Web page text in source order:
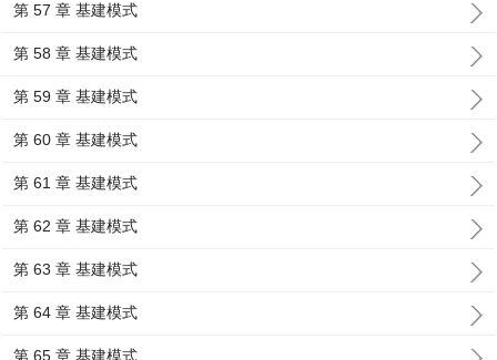
第 57 章 基建模式
第 58 章 基建模式
第 59 章 基建模式
第 60 章 基建模式
第 61 章 基建模式
第 62 章 基建模式
第 63 章 基建模式
第 64 章 基建模式
第 65 章 基建模式